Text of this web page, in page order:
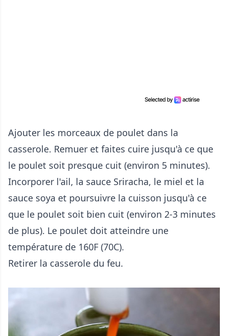
Ajouter les morceaux de poulet dans la
casserole. Remuer et faites cuire jusqu'à ce que
le poulet soit presque cuit (environ 5 minutes).
Incorporer l'ail, la sauce Sriracha, le miel et la
sauce soya et poursuivre la cuisson jusqu'à ce
que le poulet soit bien cuit (environ 2-3 minutes
de plus). Le poulet doit atteindre une
température de 160F (70C).
Retirer la casserole du feu.